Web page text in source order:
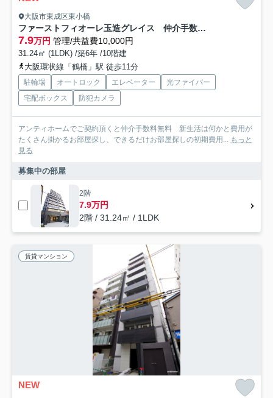
大阪市東成区東小橋
ファーストフィオーレ玉造グレイス 仲介手数料無料
7.9万円 管理/共益費10,000円
31.24㎡ (1LDK) /築6年 /10階建
大阪環状線「鶴橋」駅 徒歩11分
駐輪場 オートロック エレベーター
光ファイバー
宅配ボックス
防犯カメラ
アンティホームでご契約頂くと仲介手数料無料 新生活は何かと費用が
たくさん掛かるお部屋探し、できるだけお部屋探しの初期費用...
もっと
見る
募集中の部屋
2階
7.9万円
2階 / 31.24㎡ / 1LDK
賃貸マンション
NEW